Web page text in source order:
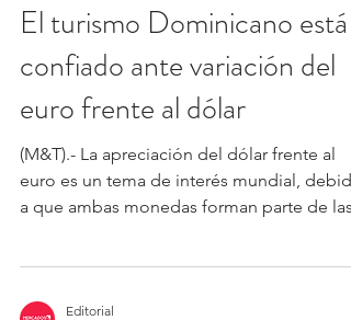
El turismo Dominicano está
confiado ante variación del
euro frente al dólar
(M&T).- La apreciación del dólar frente al
euro es un tema de interés mundial,
a que ambas monedas forman parte de las
Editorial